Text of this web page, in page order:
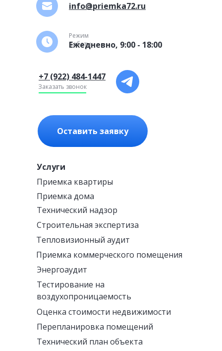
Перепланировка помещений
info@priemka72.ru
Оставить заявку
Режим
работы
Ежедневно, 9:00 - 18:00
Услуги
Технический план объекта
Оценка стоимости недвижимости
Энергоаудит
Приемка коммерческого помещения
Тепловизионный аудит
Строительная экспертиза
Технический надзор
Приемка дома
Приемка квартиры
+7 (922) 484-1447
Заказать звонок
Тестирование на
воздухопроницаемость